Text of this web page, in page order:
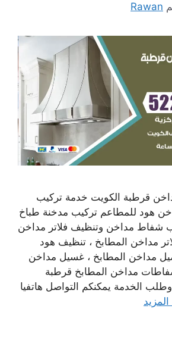
Rawan
قرطبة الكويت خدمة تركيب
هود للمطاعم تركيب مدخنة طباخ
شفاط مداخن وتنظيف فلاتر مداخن
مداخن المطابخ ، تنظيف هود
مداخن المطابخ ، غسيل مداخن
مداخن المطابخ قرطبة
وطلب الخدمة يمكنكم التواصل هاتفيا
المزيد